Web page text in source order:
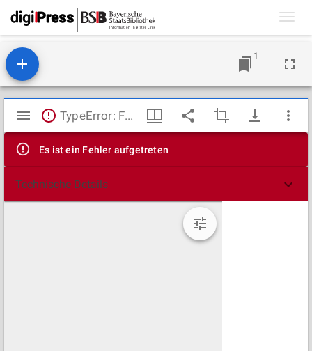
1
Mirador
Viewer
TypeError: Failed to fetch
Es ist ein Fehler aufgetreten
Technische Details